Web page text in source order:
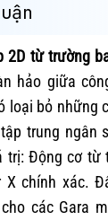
từ trường
hảo giữa
loại bỏ những
trung ngân
trị: Động cơ từ
X chính xác.
các Gara